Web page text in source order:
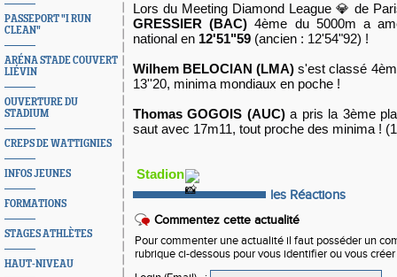
PASSEPORT "I RUN
CLEAN"
ARÉNA STADE COUVERT
LIÉVIN
OUVERTURE DU
STADIUM
CREPS DE WATTIGNIES
INFOS JEUNES
FORMATIONS
STAGES ATHLÈTES
HAUT-NIVEAU
Lors du Meeting Diamond League 💎 de
GRESSIER (BAC) 4ème du 5000m a
national en 12'51"59 (ancien : 12'54"92) !
Wilhem BELOCIAN (LMA) s'est classé
13''20, minima mondiaux en poche !
Thomas GOGOIS (AUC) a pris la 3ème
saut avec 17m11, tout proche des minima !
Stadion
les Réactions
Commentez cette actualité
Pour commenter une actualité il faut posséder un
rubrique ci-dessous pour vous identifier ou vous